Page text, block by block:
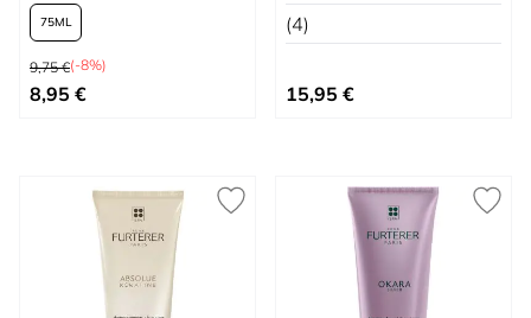
75
Precio habitual
9,75 €(-8%)
Tan bajo como
8,95 €
(4)
15,95 €